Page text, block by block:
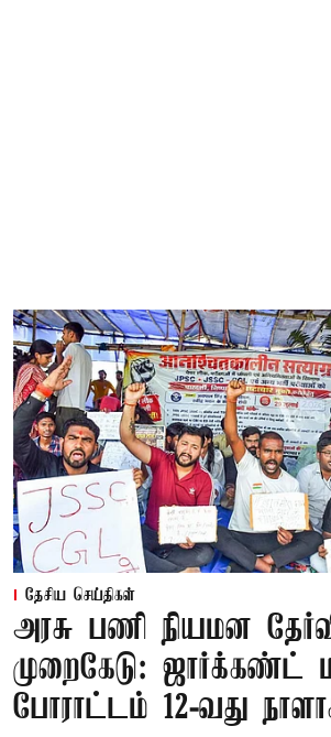
தேசிய செய்திகள்
அரசு பணி நியமன
முறைகேடு: ஜார்க்கண்ட்
போராட்டம் 12-வது